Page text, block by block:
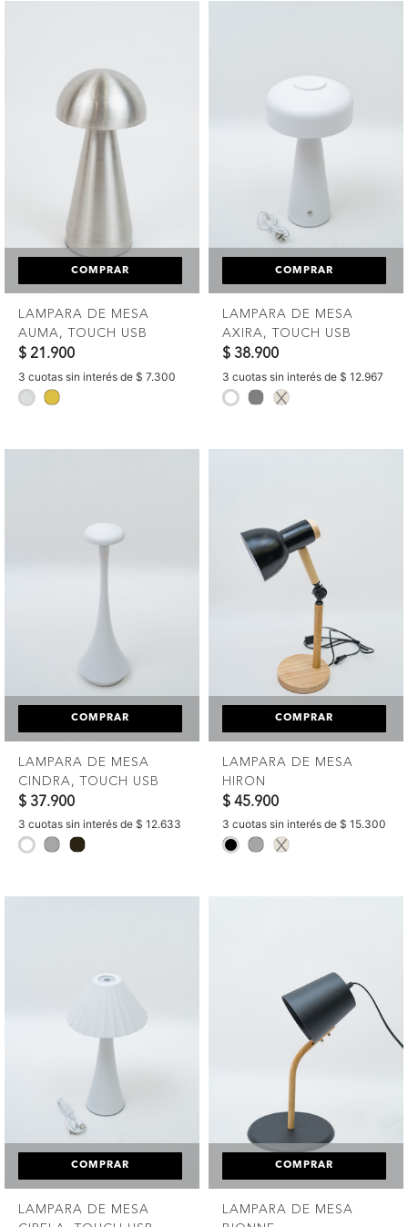
COMPRAR
LAMPARA DE MESA
AUMA, TOUCH USB
$ 21.900
3 cuotas sin interés de $ 7.300
selected
COMPRAR
LAMPARA DE MESA
AXIRA, TOUCH USB
$ 38.900
3 cuotas sin interés de $ 12.967
selected
COMPRAR
LAMPARA DE MESA
CINDRA, TOUCH USB
$ 37.900
3 cuotas sin interés de $ 12.633
selected
COMPRAR
LAMPARA DE MESA
HIRON
$ 45.900
3 cuotas sin interés de $ 15.300
selected
COMPRAR
LAMPARA DE MESA
COMPRAR
LAMPARA DE MESA